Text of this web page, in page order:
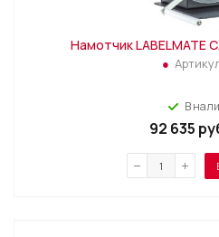
Намотчик LABELMATE
В
92 635